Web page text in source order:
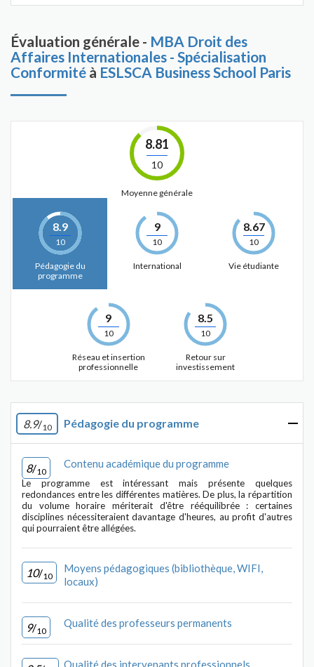
Évaluation générale - MBA Droit des
Affaires Internationales - Spécialisation
Conformité à ESLSCA Business School Paris
8.81
10
Moyenne générale
8.9
10
Pédagogie du
programme
9
10
International
8.67
10
Vie étudiante
9
10
Réseau et insertion
professionnelle
8.5
10
Retour sur
investissement
8.9/10 Pédagogie du programme
8/10
Contenu académique du programme
Le programme est intéressant mais présente quelques
redondances entre les différentes matières. De plus, la répartition
du volume horaire mériterait d'être rééquilibrée : certaines
disciplines nécessiteraient davantage d'heures, au profit d'autres
qui pourraient être allégées.
10/10
Moyens pédagogiques (bibliothèque, WIFI,
locaux)
9/10
Qualité des professeurs permanents
Qualité des intervenants professionnels